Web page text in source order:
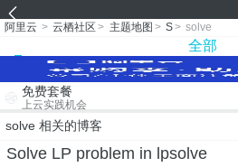
阿里云 > 云栖社区 > 主题地图 > S> solve
全部
免费套餐
上云实践机会
solve 相关的博客
Solve LP problem in lpsolve